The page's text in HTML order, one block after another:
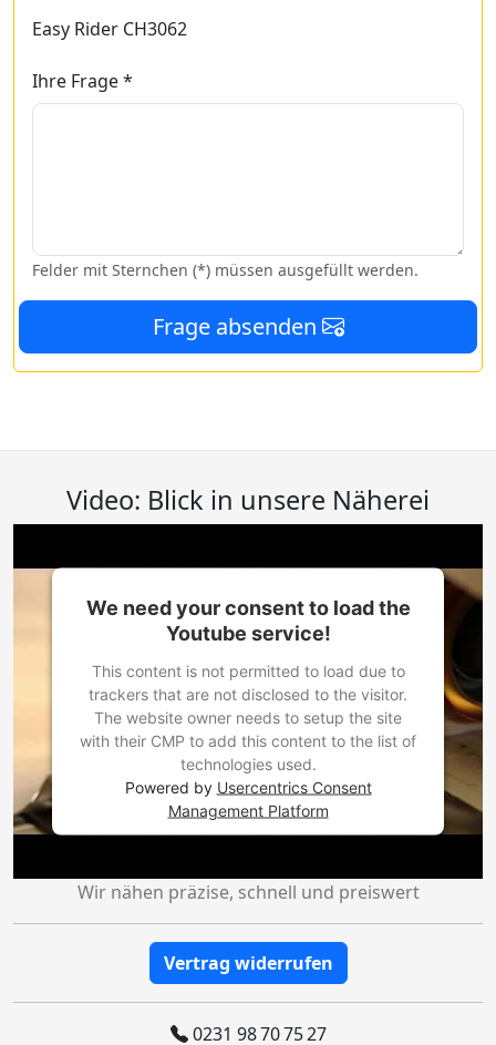
Easy Rider CH3062
Ihre Frage *
Felder mit Sternchen (*) müssen ausgefüllt werden.
Frage absenden
Video: Blick in unsere Näherei
We need your consent to load the
Youtube service!
This content is not permitted to load due to
trackers that are not disclosed to the visitor.
The website owner needs to setup the site
with their CMP to add this content to the list of
technologies used.
Powered by Usercentrics Consent
Management Platform
Wir nähen präzise, schnell und preiswert
Vertrag widerrufen
0231 98 70 75 27